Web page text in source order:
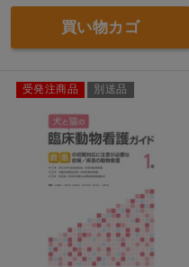
買い物カゴ
受発注商品 別送品